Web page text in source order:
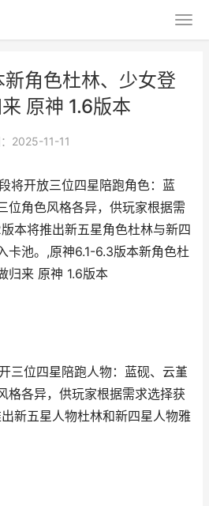
角色杜林、少女登
原神 1.6版本
2025-11-11
将开放三位四星陪跑角色：蓝
位角色风格各异，供玩家根据需
本将推出新五星角色杜林与新四
卡池。,原神6.1-6.3版本新角色杜
归来 原神 1.6版本
三位四星陪跑人物：蓝砚、云堇
格各异，供玩家根据需求选择获
新五星人物杜林和新四星人物雅